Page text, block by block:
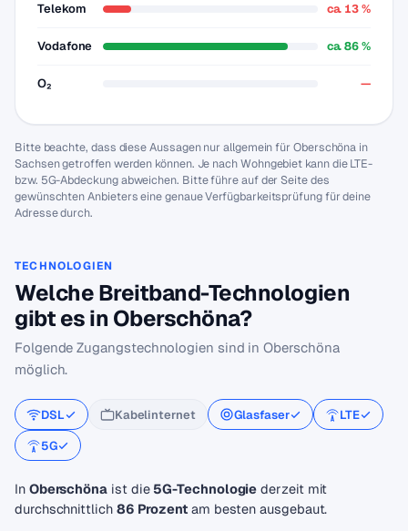
Telekom ca. 13 %
Vodafone ca. 86 %
O₂ —
Bitte beachte, dass diese Aussagen nur allgemein für Oberschöna in
Sachsen getroffen werden können. Je nach Wohngebiet kann die LTE-
bzw. 5G-Abdeckung abweichen. Bitte führe auf der Seite des
gewünschten Anbieters eine genaue Verfügbarkeitsprüfung für deine
Adresse durch.
TECHNOLOGIEN
Welche Breitband-Technologien
gibt es in Oberschöna?
Folgende Zugangstechnologien sind in Oberschöna
möglich.
DSL Kabelinternet Glasfaser
LTE
5G
In Oberschöna ist die 5G-Technologie derzeit mit
durchschnittlich 86 Prozentam besten ausgebaut.